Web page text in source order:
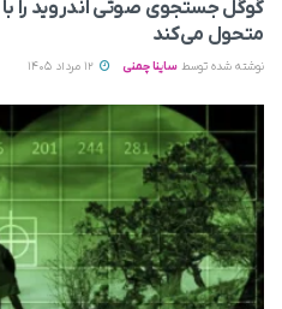
متحول می‌کند
نوشته شده توسط ساینا چمنی